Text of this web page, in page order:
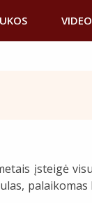
VIDEO
įsteigė
palaikomas